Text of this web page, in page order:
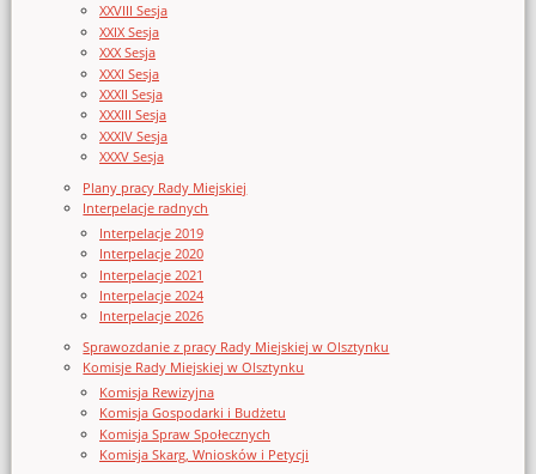
XXVIII Sesja
XXIX Sesja
XXX Sesja
XXXI Sesja
XXXII Sesja
XXXIII Sesja
XXXIV Sesja
XXXV Sesja
Plany pracy Rady Miejskiej
Interpelacje radnych
Interpelacje 2019
Interpelacje 2020
Interpelacje 2021
Interpelacje 2024
Interpelacje 2026
Sprawozdanie z pracy Rady Miejskiej w Olsztynku
Komisje Rady Miejskiej w Olsztynku
Komisja Rewizyjna
Komisja Gospodarki i Budżetu
Komisja Spraw Społecznych
Komisja Skarg, Wniosków i Petycji